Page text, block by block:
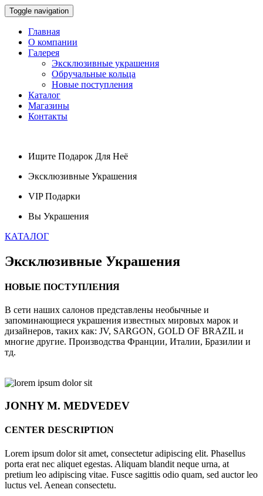
Toggle navigation
Главная
О компании
Галерея
Эксклюзивные украшения
Обручальные кольца
Новые поступления
Каталог
Магазины
Контакты
Ищите Подарок Для Неё
Эксклюзивные Украшения
VIPПодарки
Вы Украшения
КАТАЛОГ
Эксклюзивные Украшения
НОВЫЕ ПОСТУПЛЕНИЯ
В сети наших салонов представлены необычные и
запоминающиеся украшения известных мировых марок и
дизайнеров, таких как: JV, SARGON, GOLD OF BRAZIL и
многие другие. Производства Франции, Италии, Бразилии и
тд.
JONHYM. MEDVEDEV
CENTER DESCRIPTION
Lorem ipsum dolor sit amet, consectetur adipiscing elit. Phasellus
porta erat nec aliquet egestas. Aliquam blandit neque urna, at
pretium leo adipiscing vitae. Fusce sagittis odio quam, sed auctor leo
luctus vel. Aenean consectetu.